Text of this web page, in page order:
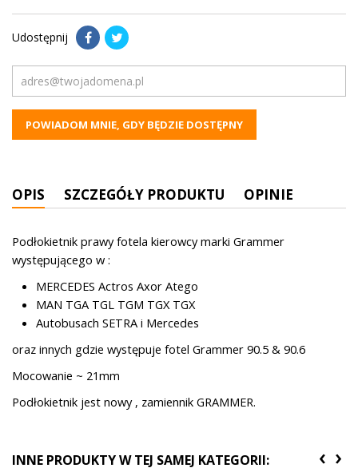
Udostępnij
POWIADOM MNIE, GDY BĘDZIE DOSTĘPNY
OPIS SZCZEGÓŁY PRODUKTU OPINIE
Podłokietnik prawy fotela kierowcy marki Grammer
występującego w :
MERCEDES Actros Axor Atego
MAN TGA TGL TGM TGX TGX
Autobusach SETRA i Mercedes
oraz innych gdzie występuje fotel Grammer 90.5 & 90.6
Mocowanie ~ 21mm
Podłokietnik jest nowy , zamiennik GRAMMER.
INNE PRODUKTY W TEJ SAMEJ KATEGORII: ‹ ›